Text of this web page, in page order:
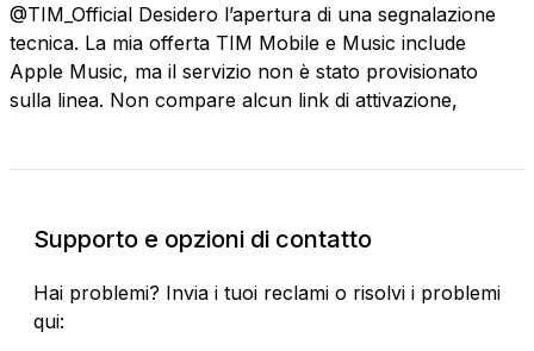
@TIM_Official Desidero l’apertura di una segnalazione
tecnica. La mia offerta TIM Mobile e Music include
Apple Music, ma il servizio non è stato provisionato
sulla linea. Non compare alcun link di attivazione,
Supporto e opzioni di contatto
Hai problemi? Invia i tuoi reclami o risolvi i problemi
qui: